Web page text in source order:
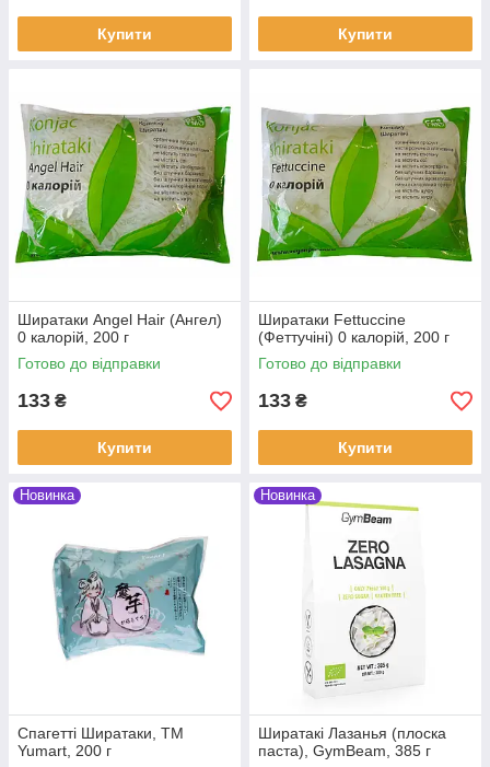
Купити Купити
Ширатаки Angel Hair (Ангел)
0 калорій, 200 г
Готово до відправки
133 ₴
Купити
Ширатаки Fettuccine
(Феттучіні) 0 калорій, 200 г
Готово до відправки
133 ₴
Купити
Новинка
Спагетті Ширатаки, ТМ
Yumart, 200 г
Новинка
Ширатакі Лазанья (плоска
паста), GymBeam, 385 г